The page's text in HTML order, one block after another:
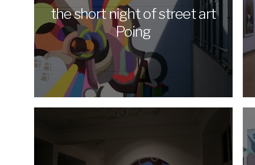
the short night of street art
Poing